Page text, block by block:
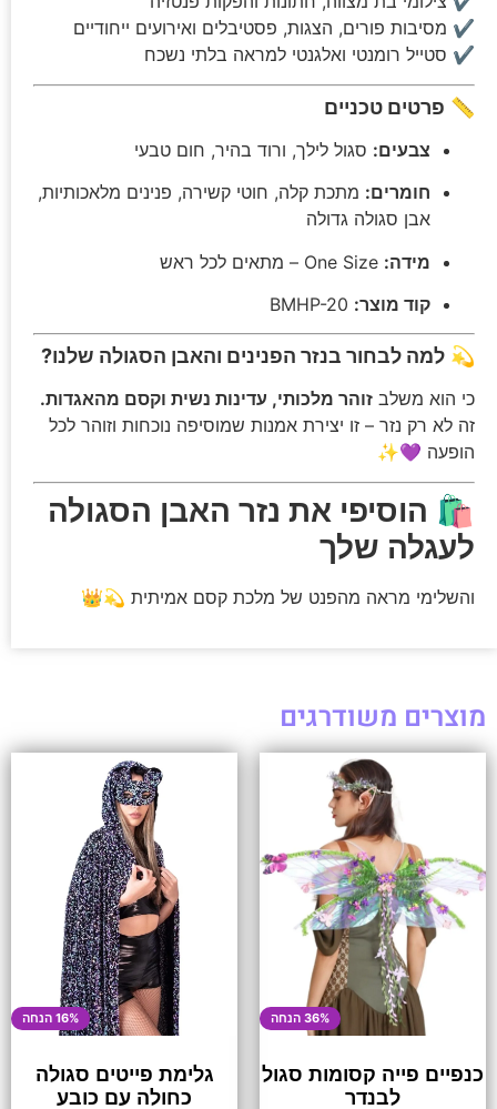
✔ מסיבות פורים, הצגות, פסטיבלים ואירועים ייחודיים
✔ סטייל רומנטי ואלגנטי למראה בלתי נשכח
📏 פרטים טכניים
צבעים: סגול לילך, ורוד בהיר, חום טבעי
חומרים: מתכת קלה, חוטי קשירה, פנינים מלאכותיות,
אבן סגולה גדולה
מידה:
קוד מוצר:
💫 למה לבחור בנזר הפנינים והאבן הסגולה שלנו?
כי הוא משלב זוהר מלכותי, עדינות נשית וקסם מהאגדות.
זה לא רק נזר – זו יצירת אמנות שמוסיפה נוכחות וזוהר לכל
הופעה 💜✨
🛍️ הוסיפי את נזר האבן הסגולה
לעגלה שלך
והשלימי מראה מהפנט של מלכת קסם אמיתית 💫👑
מוצרים משודרגים
36% הנחה
כנפיים פייה קסומות סגול
לבנדר
16% הנחה
גלימת פייטים סגולה
כחולה עם כובע